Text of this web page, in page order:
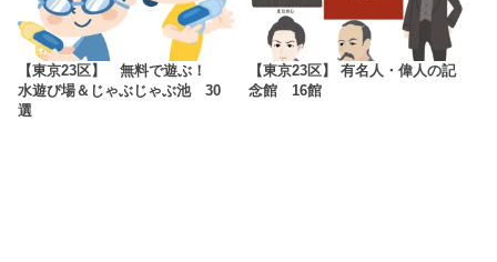
【東京23区】 無料で遊ぶ！
水遊び場＆じゃぶじゃぶ池 30
選
【東京23区】 有名人・偉人の記
念館 16館